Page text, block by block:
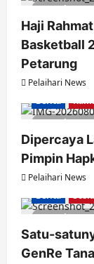
2 minutes
Haji
Basketball
Petarung
Pelaihari News
1 minute
Berita
Dipercaya
Pimpin
Pelaihari News
2 minutes
Berita
Satu-
GenRe